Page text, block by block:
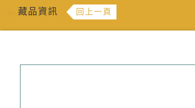
::: 藏品資訊 回上一頁